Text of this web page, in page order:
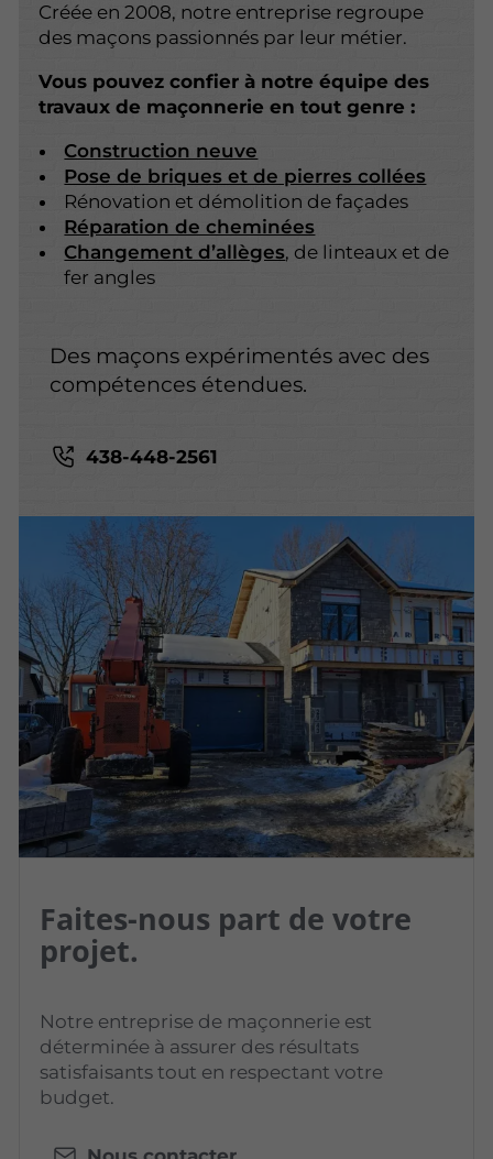
Créée en 2008, notre entreprise regroupe
des maçons passionnés par leur métier.
Vous pouvez confier à notre équipe des
travaux de maçonnerie en tout genre :
Construction neuve
Pose de briques et de pierres collées
Rénovation et démolition de façades
Réparation de cheminées
Changement d’allèges, de linteaux et de
fer angles
Des maçons expérimentés avec des
compétences étendues.
438-448-2561
Faites-nous part de votre
projet.
Notre entreprise de maçonnerie est
déterminée à assurer des résultats
satisfaisants tout en respectant votre
budget.